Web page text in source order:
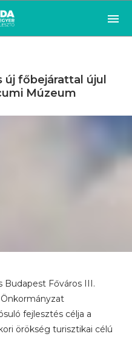
új főbejárattal újul
Múzeum
Főváros III.
fejlesztés célja a
örökség turisztikai célú